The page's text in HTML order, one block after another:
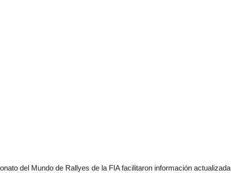
del Mundo de Rallyes de la FIA facilitaron información actualizada